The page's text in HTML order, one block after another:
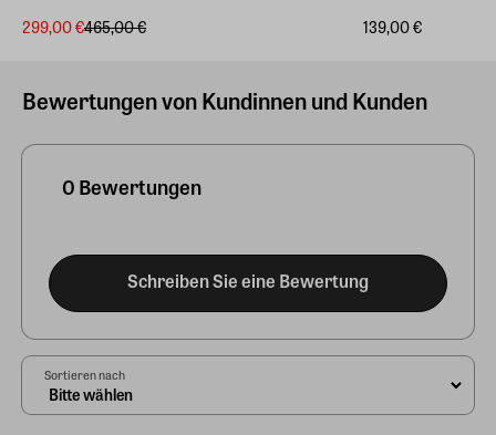
299,00 €465,00 €
139,00 €
Bewertungen von Kundinnen und Kunden
0 Bewertungen
Schreiben Sie eine Bewertung
Sortieren nach